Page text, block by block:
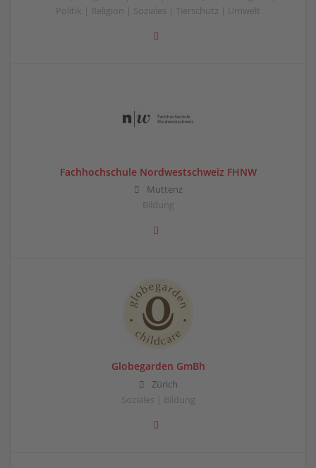
Politik | Religion | Soziales | Tierschutz | Umwelt
Fachhochschule Nordwestschweiz FHNW
Muttenz
Bildung
Globegarden GmBh
Zürich
Soziales | Bildung